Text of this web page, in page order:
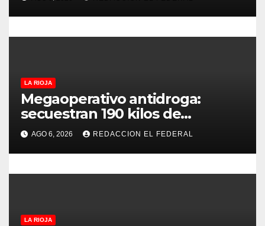
a
s
viernes
LA RIOJA
Megaoperativo antidroga:
secuestran 190 kilos de
marihuana que tenían como
destino La Rioja y Catamarca
AGO 6, 2026 REDACCION EL FEDERAL
LA RIOJA